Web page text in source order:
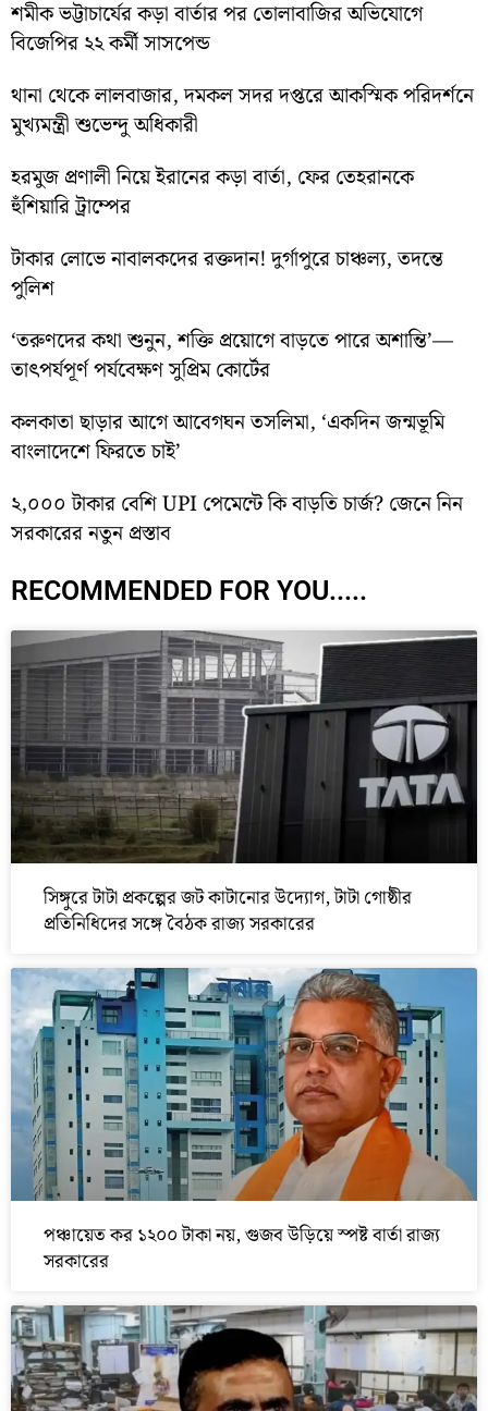
শমীক ভট্টাচার্যের কড়া বার্তার পর তোলাবাজির অভিযোগে
বিজেপির ২২ কর্মী সাসপেন্ড
থানা থেকে লালবাজার, দমকল সদর দপ্তরে আকস্মিক পরিদর্শনে
মুখ্যমন্ত্রী শুভেন্দু অধিকারী
হরমুজ প্রণালী নিয়ে ইরানের কড়া বার্তা, ফের তেহরানকে
হুঁশিয়ারি ট্রাম্পের
টাকার লোভে নাবালকদের রক্তদান! দুর্গাপুরে চাঞ্চল্য, তদন্তে
পুলিশ
‘তরুণদের কথা শুনুন, শক্তি প্রয়োগে বাড়তে পারে অশান্তি’—
তাৎপর্যপূর্ণ পর্যবেক্ষণ সুপ্রিম কোর্টের
কলকাতা ছাড়ার আগে আবেগঘন তসলিমা, ‘একদিন জন্মভূমি
বাংলাদেশে ফিরতে চাই’
২,০০০ টাকার বেশি UPI পেমেন্টে কি বাড়তি চার্জ? জেনে নিন
সরকারের নতুন প্রস্তাব
RECOMMENDED FOR YOU.....
সিঙ্গুরে টাটা প্রকল্পের জট কাটানোর উদ্যোগ, টাটা গোষ্ঠীর
প্রতিনিধিদের সঙ্গে বৈঠক রাজ্য সরকারের
পঞ্চায়েত কর ১২০০ টাকা নয়, গুজব উড়িয়ে স্পষ্ট বার্তা রাজ্য
সরকারের